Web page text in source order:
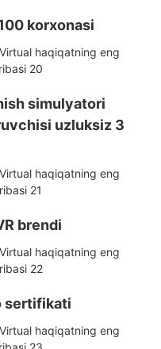
korxonasi
simulyatori
uzluksiz 3
brendi
sertifikati